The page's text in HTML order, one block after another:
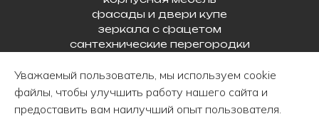
Уважаемый пользователь, мы используем cookie
файлы, чтобы улучшить работу нашего сайта и
предоставить вам наилучший опыт пользователя.
фасады и двери купе
зеркала с фацетом
сантехнические перегородки
г. Витебск, ул. Промышленная, 10
+375 (29) 510-34-57
commerce@ankoir.by